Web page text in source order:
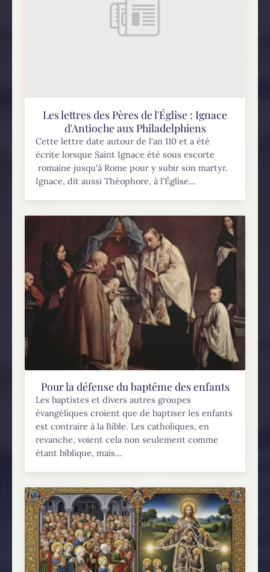
Les lettres des Pères de l'Église : Ignace
d'Antioche aux Philadelphiens
Cette lettre date autour de l'an 110 et a été
écrite lorsque Saint Ignace été sous escorte
romaine jusqu'à Rome pour y subir son martyr.
Ignace, dit aussi Théophore, à l'Église...
Pour la défense du baptême des enfants
Les baptistes et divers autres groupes
évangéliques croient que de baptiser les enfants
est contraire à la Bible. Les catholiques, en
revanche, voient cela non seulement comme
étant biblique, mais...